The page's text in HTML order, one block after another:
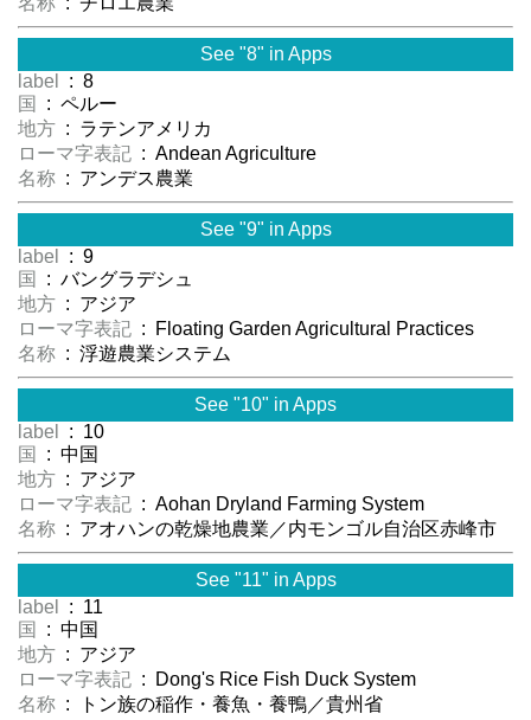
See "8" in Apps
label
: 8
国
: ペルー
地方 : ラテンアメリカ
ローマ字表記 : Andean Agriculture
名称 : アンデス農業
See "9" in Apps
label
: 9
国
: バングラデシュ
地方 : アジア
ローマ字表記 : Floating Garden Agricultural Practices
名称 : 浮遊農業システム
See "10" in Apps
label
: 10
国
: 中国
地方 : アジア
ローマ字表記 : Aohan Dryland Farming System
名称 : アオハンの乾燥地農業／内モンゴル自治区赤峰市
See "11" in Apps
label
: 11
国
: 中国
地方 : アジア
ローマ字表記 : Dong's Rice Fish Duck System
名称 : トン族の稲作・養魚・養鴨／貴州省